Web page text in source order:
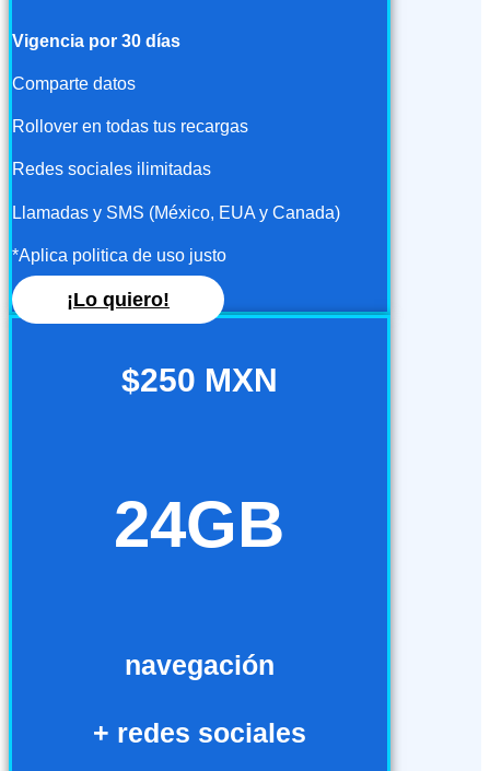
Vigencia por 30 días
Comparte datos
Rollover en todas tus recargas
Redes sociales ilimitadas
Llamadas y SMS (México, EUA y Canada)
*Aplica politica de uso justo
¡Lo quiero!
$250 MXN
24GB
navegación
+ redes sociales